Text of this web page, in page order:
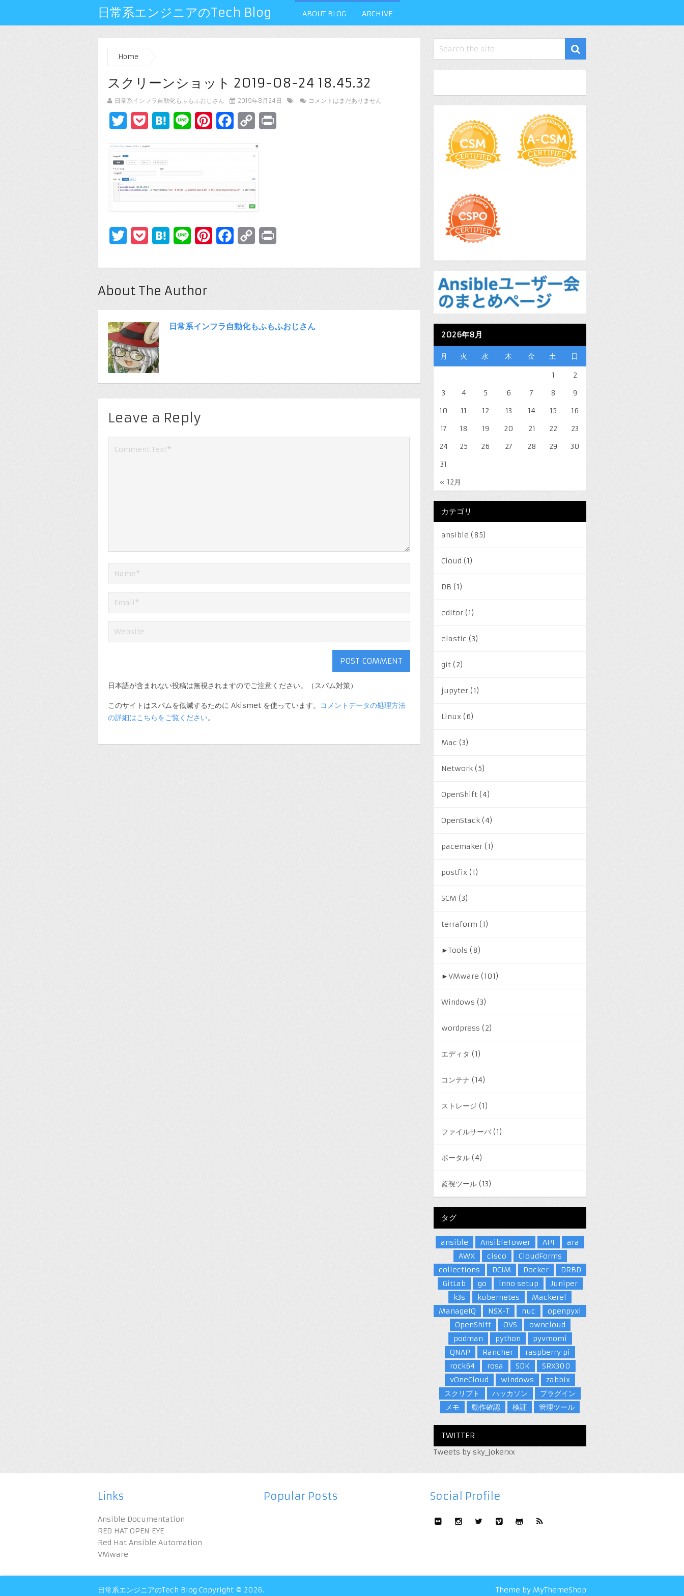
日常系エンジニアのTech Blog ABOUT BLOG ARCHIVE
Home
スクリーンショット 2019-08-24 18.45.32
日常系インフラ自動化もふもふおじさん 2019年8月24日 コメントはまだありません
TwitterPocketHatenaLine PinterestFacebook
Copy
TwitterPocketHatenaLine PinterestFacebook
Copy
About The Author
日常系インフラ自動化もふもふおじさん
Leave a Reply
日本語が含まれない投稿は無視されますのでご注意ください。（スパム対策）
このサイトはスパムを低減するために Akismet を使っています。
コメントデータの処理方法
の詳細はこちらをご覧ください。
2026年8月
月 火 水 木 金 土 日
« 12月
1
2
3
4 5 6 7 8
9
10
11 12 13 14 15
16
17
18 19 20 21 22
23
24
25 26 27 28 29
30
31
カテゴリ
ansible (85)
Cloud (1)
DB (1)
editor (1)
elastic (3)
git (2)
jupyter (1)
Linux (6)
Mac (3)
Network (5)
OpenShift (4)
OpenStack (4)
pacemaker (1)
postfix (1)
SCM (3)
terraform (1)
►Tools (8)
►VMware (101)
Windows (3)
wordpress (2)
エディタ (1)
コンテナ (14)
ストレージ (1)
ファイルサーバ(1)
ポータル (4)
監視ツール (13)
タグ
ansible AnsibleTower API
ara
AWX
cisco
CloudForms
collections
DCIM Docker
DRBD
GitLab
go inno setup
Juniper
k3s
kubernetes
Mackerel
ManageIQ
NSX-T nuc
openpyxl
OpenShift
OVS
owncloud
podman
python
pyvmomi
QNAP
Rancher
raspberry pi
rock64
rosa SDK
SRX300
vOneCloud
windows
zabbix
スクリプト
ハッカソン
プラグイン
メモ
動作確認 検証 管理ツール
TWITTER
Tweets by sky_jokerxx
Links
Ansible Documentation
RED HAT OPEN EYE
Red Hat Ansible Automation
VMware
Popular Posts Social Profile
日常系エンジニアのTech Blog Copyright © 2026. Theme by MyThemeShop